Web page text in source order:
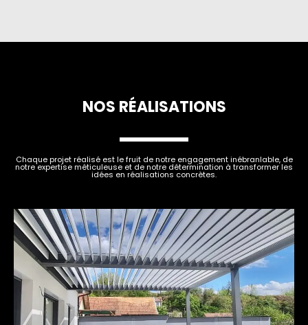
NOS RÉALISATIONS
Chaque projet réalisé est le fruit de notre engagement inébranlable, de
notre expertise méticuleuse et de notre détermination à transformer les
idées en réalisations concrètes.